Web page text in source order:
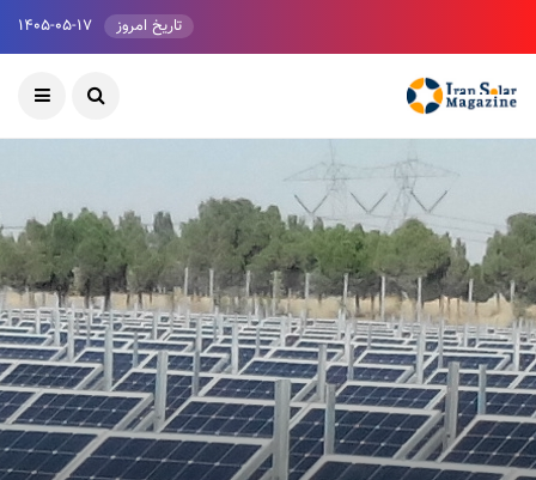
تاریخ امروز ۱۴۰۵-۰۵-۱۷